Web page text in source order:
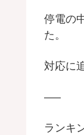
停電の
た。
対応に
—–
ランキ